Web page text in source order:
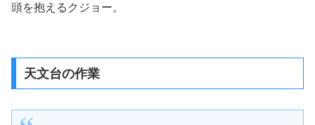
頭を抱えるクジョー。
天文台の作業